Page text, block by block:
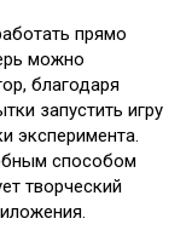
прямо
можно
благодаря
запустить игру
эксперимента.
способом
творческий